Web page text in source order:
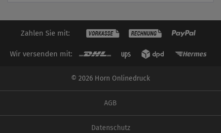
Zahlen Sie mit:
Wir versenden mit:
© 2026 Horn Onlinedruck
AGB
Datenschutz